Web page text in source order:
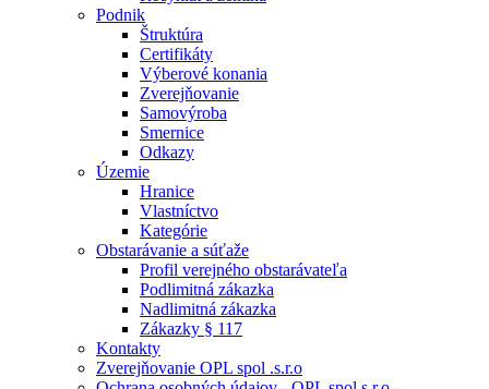
Podnik
Štruktúra
Certifikáty
Výberové konania
Zverejňovanie
Samovýroba
Smernice
Odkazy
Územie
Hranice
Vlastníctvo
Kategórie
Obstarávanie a súťaže
Profil verejného obstarávateľa
Podlimitná zákazka
Nadlimitná zákazka
Zákazky § 117
Kontakty
Zverejňovanie OPL spol .s.r.o